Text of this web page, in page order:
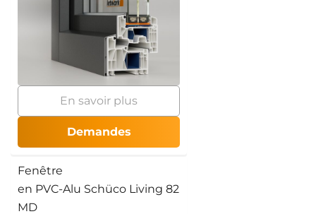
En savoir plus
Demandes
Fenêtre
en PVC-Alu Schüco Living 82
MD